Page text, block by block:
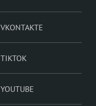
VKONTAKTE
TIKTOK
YOUTUBE